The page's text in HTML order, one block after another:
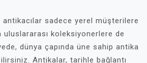
sadece yerel müşterilere
uluslararası koleksiyonerlere de
dünya çapında üne sahip antika
Antikalar, tarihle bağlantı